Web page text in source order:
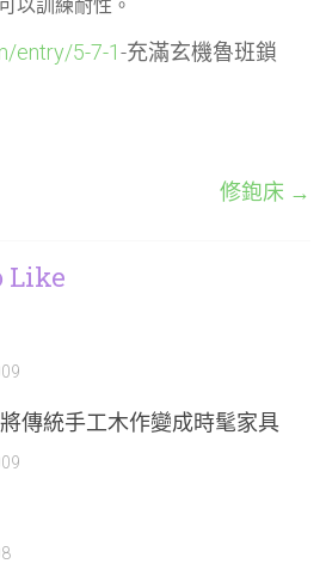
以訓練耐性。
entry/5-7-1-充滿玄機魯班鎖
修鉋床 →
Like
傳統手工木作變成時髦家具